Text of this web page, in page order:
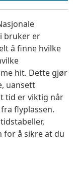
bruker er
å finne hvilke
hit. Dette gjør
uansett
tid er viktig når
flyplassen.
for å sikre at du